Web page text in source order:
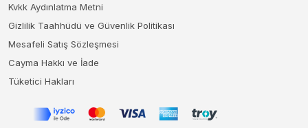
Kvkk Aydınlatma Metni
Gizlilik Taahhüdü ve Güvenlik Politikası
Mesafeli Satış Sözleşmesi
Cayma Hakkı ve İade
Tüketici Hakları